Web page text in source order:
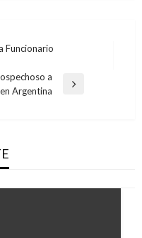
Funcionario
a
Argentina